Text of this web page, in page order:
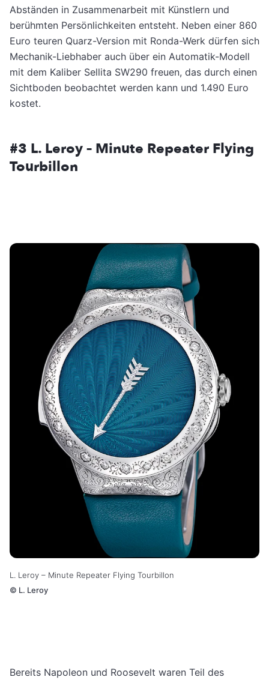
Abständen in Zusammenarbeit mit Künstlern und
berühmten Persönlichkeiten entsteht. Neben einer 860
Euro teuren Quarz-Version mit Ronda-Werk dürfen sich
Mechanik-Liebhaber auch über ein Automatik-Modell
mit dem Kaliber Sellita SW290 freuen, das durch einen
Sichtboden beobachtet werden kann und 1.490 Euro
kostet.
#3 L. Leroy – Minute Repeater Flying
Tourbillon
L. Leroy – Minute Repeater Flying Tourbillon
© L. Leroy
Bereits Napoleon und Roosevelt waren Teil des